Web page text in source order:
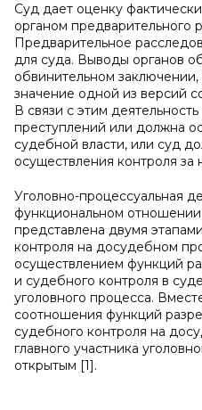
Суд дает оценку
органом предварительного
Предварительное
для суда. Выводы органов
обвинительном
значение одной из версий
В связи с этим
преступлений или должна
судебной власти, или суд
осуществления контроля за
Уголовно-процессуальная
функциональном отношении
представлена двумя
контроля на досудебном
осуществлением функций
и судебного контроля в
уголовного процесса.
соотношения функций
судебного контроля на
главного участника
открытым [1].